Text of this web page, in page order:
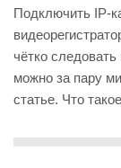
Подключить IP-
чётко
можно за пару
статье. Что